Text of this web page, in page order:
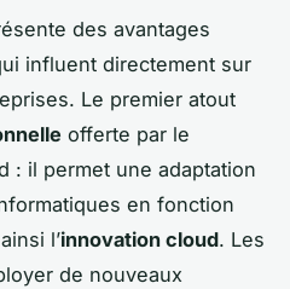
des avantages
influent directement sur
Le premier atout
offerte par le
: il permet une adaptation
en fonction
l’innovation cloud. Les
de nouveaux